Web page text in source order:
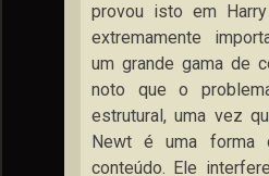
provou isto em
extremamente
um grande gama de
noto que o
estrutural, uma vez
Newt é uma forma
conteúdo. Ele